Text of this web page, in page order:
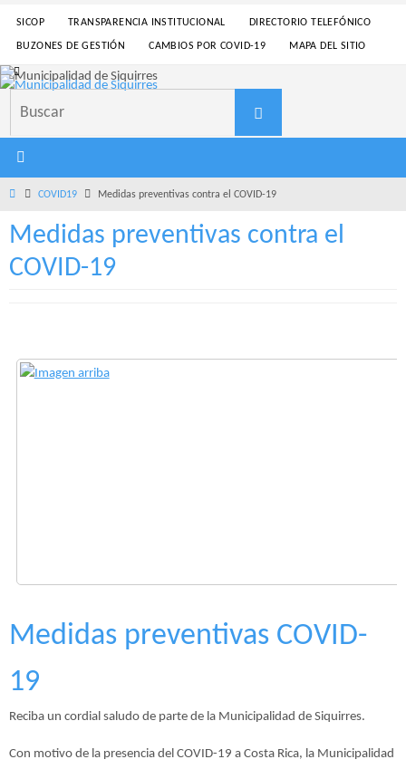
contenido
SICOP TRANSPARENCIA INSTITUCIONAL DIRECTORIO TELEFÓNICO
BUZONES DE GESTIÓN CAMBIOS POR COVID-19 MAPA DEL SITIO
Buscar
InicioCOVID19 Medidas preventivas contra el COVID-19
Medidas preventivas contra el
COVID-19
Medidas preventivas COVID-
19
Reciba un cordial saludo de parte de la Municipalidad de Siquirres.
Con motivo de la presencia del COVID-19 a Costa Rica, la Municipalidad